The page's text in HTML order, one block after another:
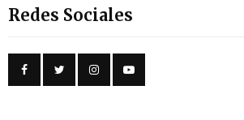
c
f
r
Redes Sociales